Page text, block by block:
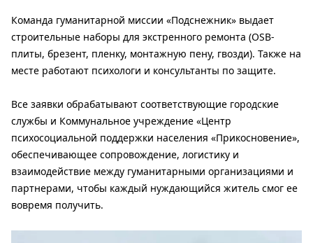
Команда гуманитарной миссии «Подснежник» выдает
строительные наборы для экстренного ремонта (OSB-
плиты, брезент, пленку, монтажную пену, гвозди). Также на
месте работают психологи и консультанты по защите.
Все заявки обрабатывают соответствующие городские
службы и Коммунальное учреждение «Центр
психосоциальной поддержки населения «Прикосновение»,
обеспечивающее сопровождение, логистику и
взаимодействие между гуманитарными организациями и
партнерами, чтобы каждый нуждающийся житель смог ее
вовремя получить.